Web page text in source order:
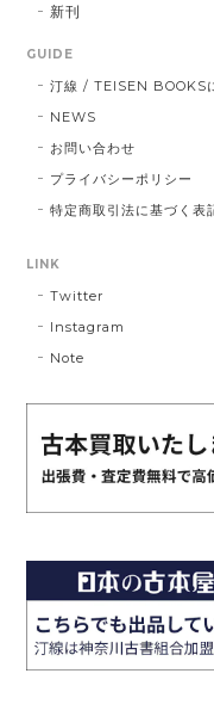
新刊
GUIDE
汀線 / TEISEN BOOKS
NEWS
お問い合わせ
プライバシーポリシー
特定商取引法に基づく表
LINK
Twitter
Instagram
Note